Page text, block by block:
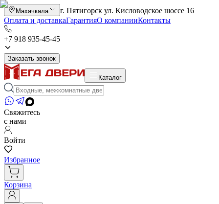
Махачкала
г. Пятигорск ул. Кисловодское шоссе 16
Оплата и доставкаГарантияО компанииКонтакты
+7 918 935-45-45
Заказать звонок
Каталог
Свяжитесь
с нами
Войти
Избранное
Корзина